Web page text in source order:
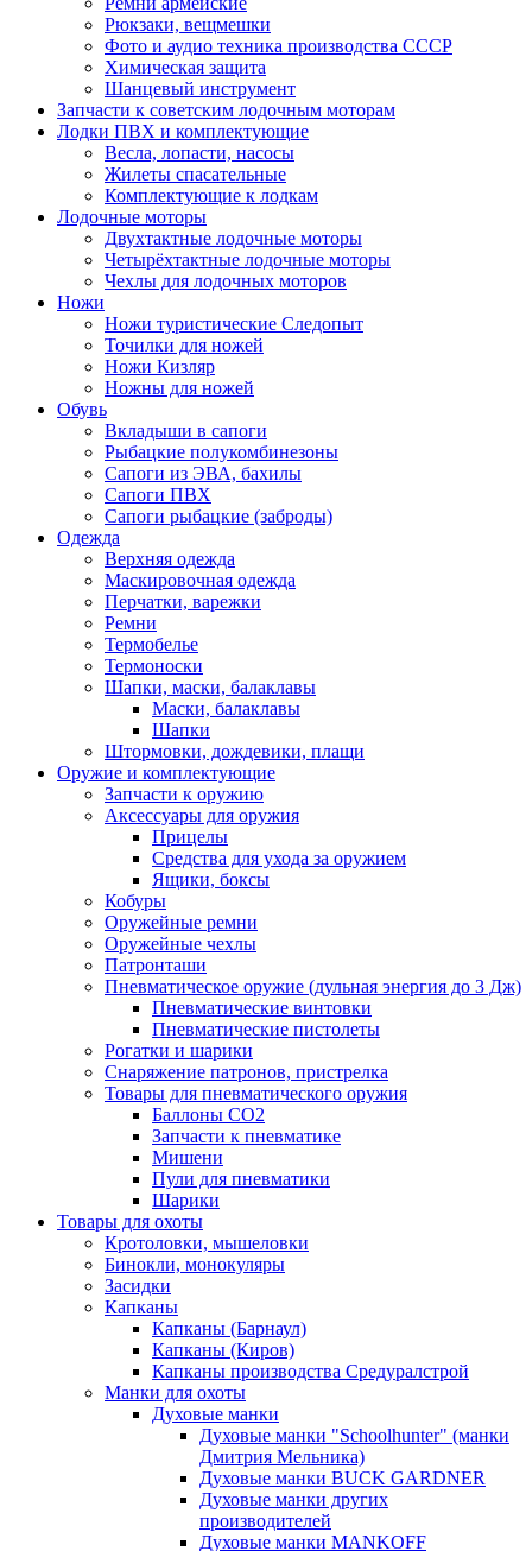
Рюкзаки, вещмешки
Фото и аудио техника производства СССР
Химическая защита
Шанцевый инструмент
Запчасти к советским лодочным моторам
Лодки ПВХ и комплектующие
Весла, лопасти, насосы
Жилеты спасательные
Комплектующие к лодкам
Лодочные моторы
Двухтактные лодочные моторы
Четырёхтактные лодочные моторы
Чехлы для лодочных моторов
Ножи
Ножи туристические Следопыт
Точилки для ножей
Ножи Кизляр
Ножны для ножей
Обувь
Вкладыши в сапоги
Рыбацкие полукомбинезоны
Сапоги из ЭВА, бахилы
Сапоги ПВХ
Сапоги рыбацкие (заброды)
Одежда
Верхняя одежда
Маскировочная одежда
Перчатки, варежки
Ремни
Термобелье
Термоноски
Шапки, маски, балаклавы
Маски, балаклавы
Шапки
Штормовки, дождевики, плащи
Оружие и комплектующие
Запчасти к оружию
Аксессуары для оружия
Прицелы
Средства для ухода за оружием
Ящики, боксы
Кобуры
Оружейные ремни
Оружейные чехлы
Патронташи
Пневматическое оружие (дульная энергия до 3 Дж)
Пневматические винтовки
Пневматические пистолеты
Рогатки и шарики
Снаряжение патронов, пристрелка
Товары для пневматического оружия
Баллоны СО2
Запчасти к пневматике
Мишени
Пули для пневматики
Шарики
Товары для охоты
Кротоловки, мышеловки
Бинокли, монокуляры
Засидки
Капканы
Капканы (Барнаул)
Капканы (Киров)
Капканы производства Средуралстрой
Манки для охоты
Духовые манки
Духовые манки "Schoolhunter" (манки
Дмитрия Мельника)
Духовые манки BUCK GARDNER
Духовые манки других
производителей
Духовые манки MANKOFF